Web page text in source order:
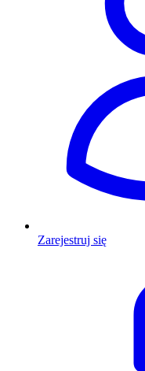
Zarejestruj się